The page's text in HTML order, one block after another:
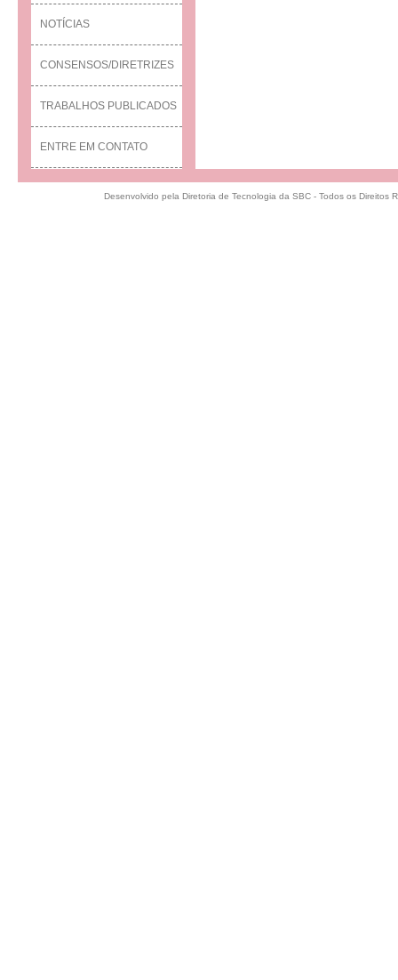
NOTÍCIAS
CONSENSOS/DIRETRIZES
TRABALHOS PUBLICADOS
ENTRE EM CONTATO
Desenvolvido pela Diretoria de Tecnologia da SBC - Todos os